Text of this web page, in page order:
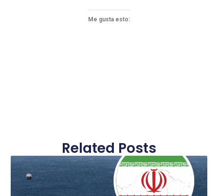
Me gusta esto:
Related Posts